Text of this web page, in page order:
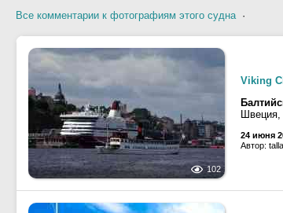
Все комментарии к фотографиям этого судна·
102
Viking
Швеция,
24 июня
Автор: